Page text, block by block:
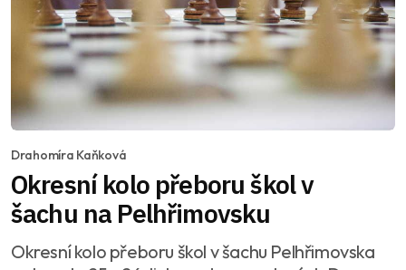
Drahomíra Kaňková
Okresní kolo přeboru škol v
šachu na Pelhřimovsku
Okresní kolo přeboru škol v šachu Pelhřimovska